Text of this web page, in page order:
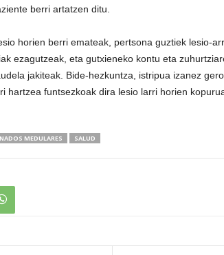
berri artatzen ditu.
horien berri emateak, pertsona guztiek lesio-
ezagutzeak, eta gutxieneko kontu eta
jakiteak. Bide-hezkuntza, istripua izanez
hartzea funtsezkoak dira lesio larri horien
MEDULARES SALUD